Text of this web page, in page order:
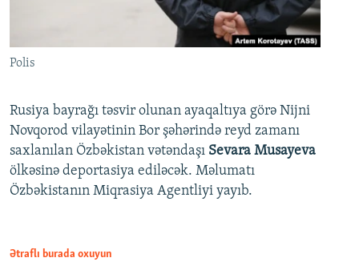
Polis
Rusiya bayrağı təsvir olunan ayaqaltıya görə Nijni
Novqorod vilayətinin Bor şəhərində reyd zamanı
saxlanılan Özbəkistan vətəndaşı Sevara Musayeva
ölkəsinə deportasiya ediləcək. Məlumatı
Özbəkistanın Miqrasiya Agentliyi yayıb.
Ətraflı burada oxuyun